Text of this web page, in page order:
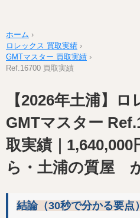
ホーム ›
ロレックス 買取実績 ›
GMTマスター 買取実績 ›
Ref.16700 買取実績
【2026年土浦】
GMTマスター
取実績｜1,640,000
ら・土浦の質屋
結論（30秒で分かる要点）